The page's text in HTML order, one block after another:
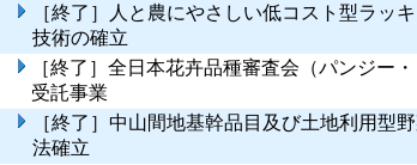
［終了］人と農にやさしい低コスト型ラッ
技術の確立
［終了］全日本花卉品種審査会（パンジー・
受託事業
［終了］中山間地基幹品目及び土地利用型
法確立